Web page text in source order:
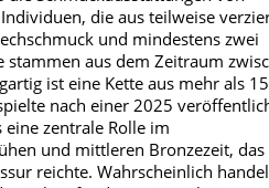
die aus teilweise
und mindestens zwei
stammen aus dem Zeitraum
ist eine Kette aus mehr als
nach einer 2025
zentrale Rolle im
und mittleren Bronzezeit,
reichte. Wahrscheinlich